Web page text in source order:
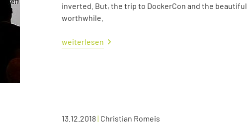
inverted. But, the trip to DockerCon and the
worthwhile.
weiterlesen
13.12.2018| Christian Romeis